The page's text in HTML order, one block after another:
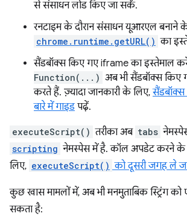
से संसाधन लोड किए जा सकें.
रनटाइम के दौरान संसाधन यूआरएल बनाने
chrome.runtime.getURL() का
सैंडबॉक्स किए गए iframe का इस्तेमाल
Function(...) अब भी सैंडबॉक्स किए
करते हैं. ज़्यादा जानकारी के लिए,
बारे में गाइड पढ़ें.
executeScript() तरीका अब tabs
scripting नेमस्पेस में है. कॉल अपडेट करने के
लिए, executeScript() को दूसरी जगह ले
कुछ खास मामलों में, अब भी मनमुताबिक स्ट्रिंग को
सकता है: